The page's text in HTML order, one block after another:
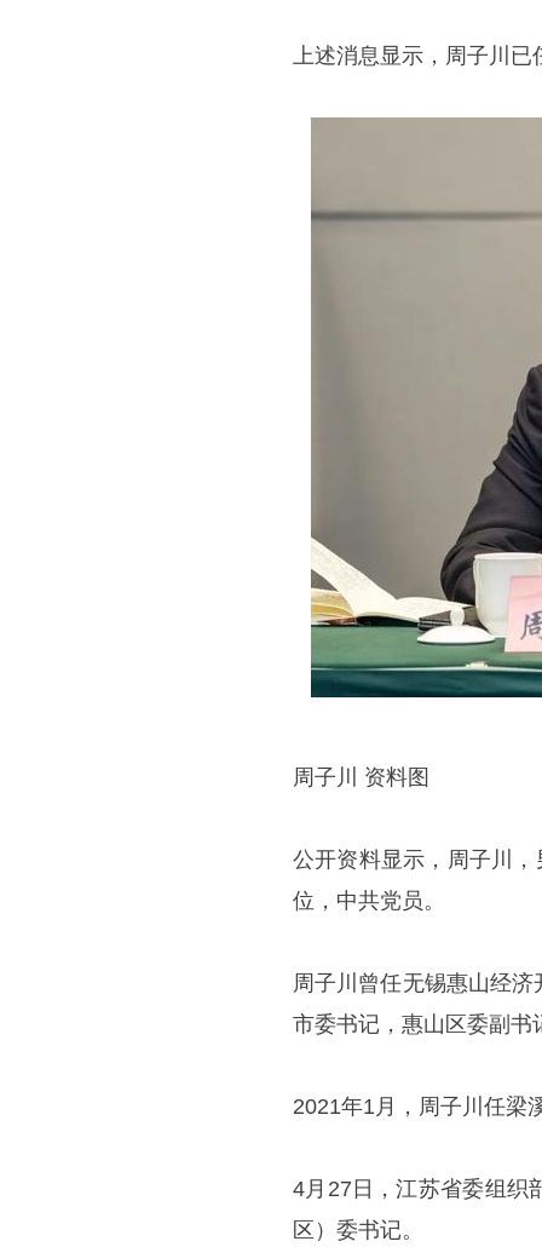
上述消息显示，周子川已
周子川 资料图
公开资料显示，周子川
位，中共党员。
周子川曾任无锡惠山经
市委书记，惠山区委副书
2021年1月，周子川任梁
4月27日，江苏省委组织
区）委书记。